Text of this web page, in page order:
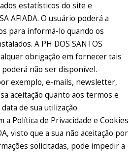
estatísticos do site e
AFIADA. O usuário poderá a
para informá-lo quando os
A PH DOS SANTOS
obrigação em fornecer tais
não ser disponível.
exemplo, e-mails, newsletter,
aceitação quanto aos termos e
de sua utilização.
a Política de Privacidade e Cookies
visto que a sua não aceitação por
solicitadas, pode impedir a